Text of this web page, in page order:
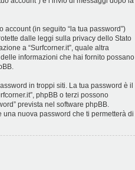
account (in seguito “la tua password”)
dalle leggi sulla privacy dello Stato
a “Surfcorner.it”, quale altra
informazioni che hai fornito possano
in troppi siti. La tua password è il
phpBB o terzi possono
prevista nel software phpBB.
nuova password che ti permetterà di